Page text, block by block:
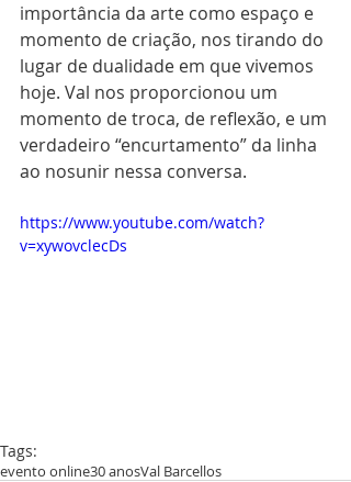
importância da arte como espaço e
momento de criação, nos tirando do
lugar de dualidade em que vivemos
hoje. Val nos proporcionou um
momento de troca, de reflexão, e um
verdadeiro “encurtamento” da linha
ao nosunir nessa conversa.
https://www.youtube.com/watch?
v=xywovclecDs
Tags:
evento online30 anosVal Barcellos